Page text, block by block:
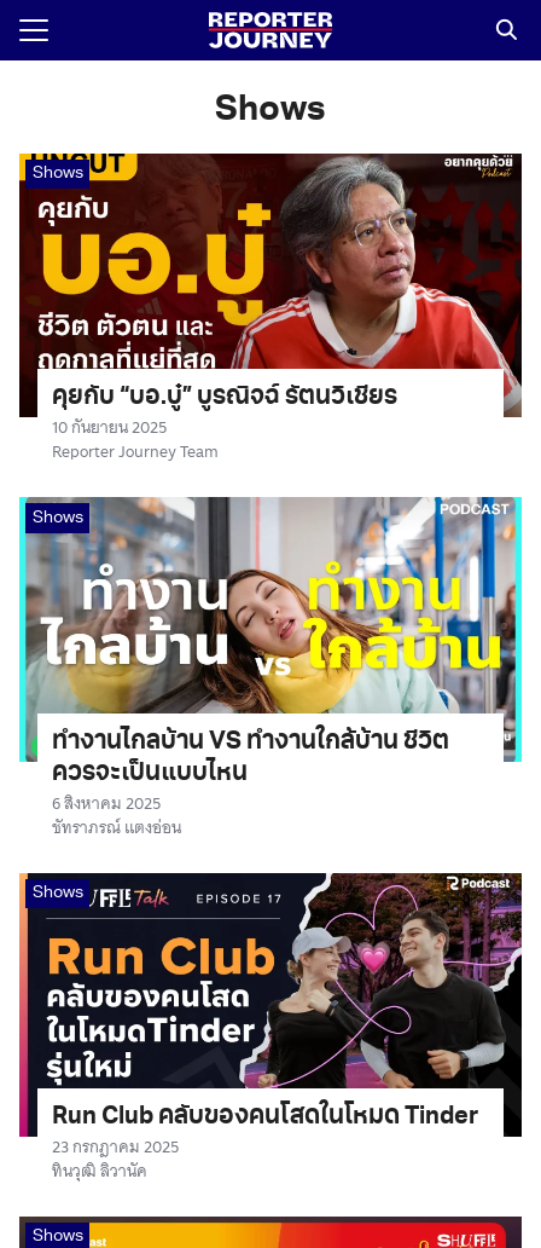
Skip
Shows
Shows
คุยกับ “บอ.บู๋” บูรณิจฉ์ รัตนวิเชียร
10 กันยายน 2025
Reporter Journey Team
Shows
ทำงานไกลบ้าน VS ทำงานใกล้บ้าน ชีวิต
ควรจะเป็นแบบไหน
6 สิงหาคม 2025
ชัทราภรณ์ แตงอ่อน
Shows
Run Club คลับของคนโสดในโหมด Tinder
23 กรกฎาคม 2025
ทินวุฒิ ลิวานัค
Shows